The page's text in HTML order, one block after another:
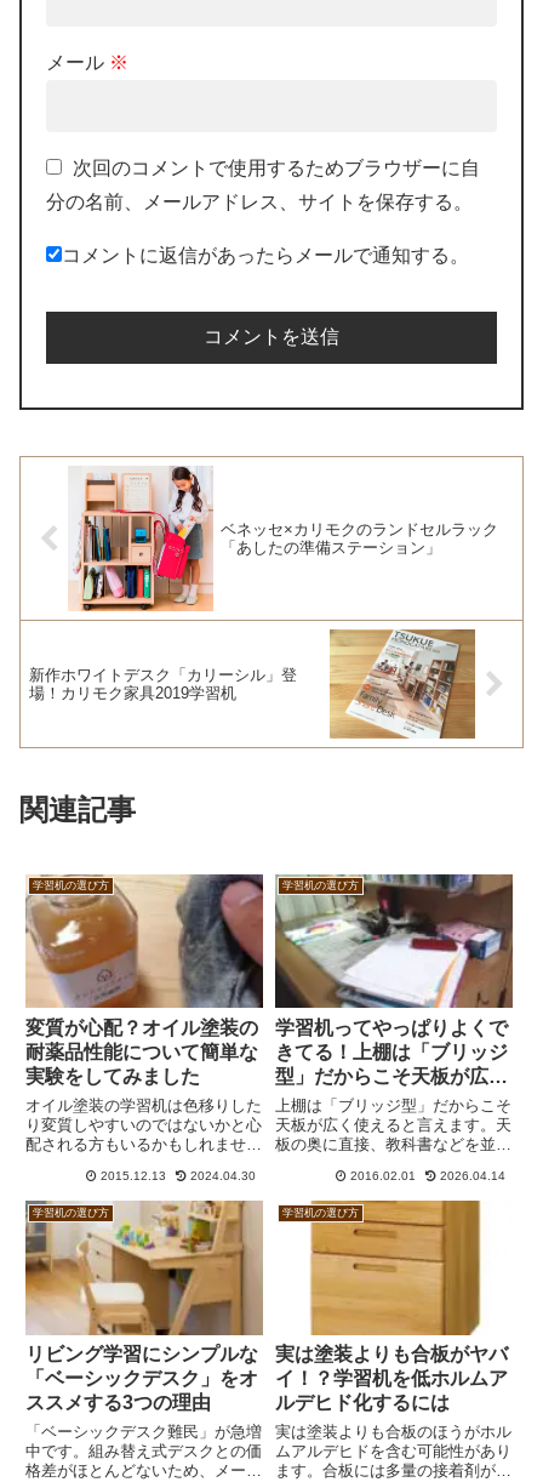
メール ※
次回のコメントで使用するためブラウザーに自
分の名前、メールアドレス、サイトを保存する。
コメントに返信があったらメールで通知する。
ベネッセ×カリモクのランドセルラック
「あしたの準備ステーション」
新作ホワイトデスク「カリーシル」登
場！カリモク家具2019学習机
関連記事
学習机の選び方
変質が心配？オイル塗装の
耐薬品性能について簡単な
実験をしてみました
オイル塗装の学習机は色移りした
り変質しやすいのではないかと心
配される方もいるかもしれませ
オイルをパイン材の板に塗って耐
薬品性能について簡単な実験をし
てみました。
2015.12.13 2024.04.30
学習机の選び方
学習机ってやっぱりよくで
きてる！上棚は「ブリッジ
型」だからこそ天板が広く
使える
上棚は「ブリッジ型」だからこそ
天板が広く使えると言えます。天
板の奥に直接、教科書などを並べ
なり狭くなってしまいます。しか
しながら上棚によって教科書など
を高い位置に収納できると、その
下の空間も使うことができます。
2016.02.01 2026.04.14
学習机の選び方
リビング学習にシンプルな
「ベーシックデスク」をオ
ススメする3つの理由
「ベーシックデスク難民」が急増
中です。組み替え式デスクとの価
格差がほとんどないため、メーカ
学習机の選び方
実は塗装よりも合板がヤバ
イ！？学習机を低ホルムア
ルデヒド化するには
実は塗装よりも合板のほうがホル
ムアルデヒドを含む可能性があり
ます。合板には多量の接着剤が使